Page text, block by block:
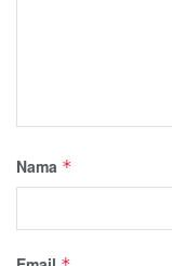
Nama *